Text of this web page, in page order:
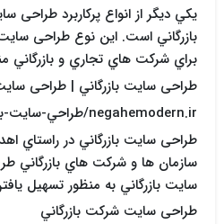
يکي ديگر از انواع پرکاربرد
بازرگاني است. اين نوع طراحی
براي شرکت هاي تجاري و بازرگاني
طراحی سایت بازرگاني | طراحی
negahemodern.ir/طراحي-سايت-بازرگاني.html
طراحی سایت بازرگاني در راستاي
سازمان ها و شرکت هاي بازرگاني
سایت بازرگاني به منظور تسهيل
طراحی سایت شرکت بازرگاني